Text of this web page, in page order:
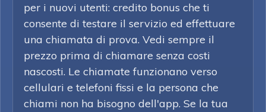
per i nuovi utenti: credito bonus che ti
consente di testare il servizio ed effettuare
una chiamata di prova. Vedi sempre il
prezzo prima di chiamare senza costi
nascosti. Le chiamate funzionano verso
cellulari e telefoni fissi e la persona che
chiami non ha bisogno dell'app. Se la tua